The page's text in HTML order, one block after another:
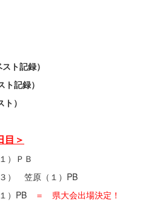
ト記録）
記録）
）
目＞
ＰＢ
笠原（１）PB
）PB
＝ 県大会出場決定！